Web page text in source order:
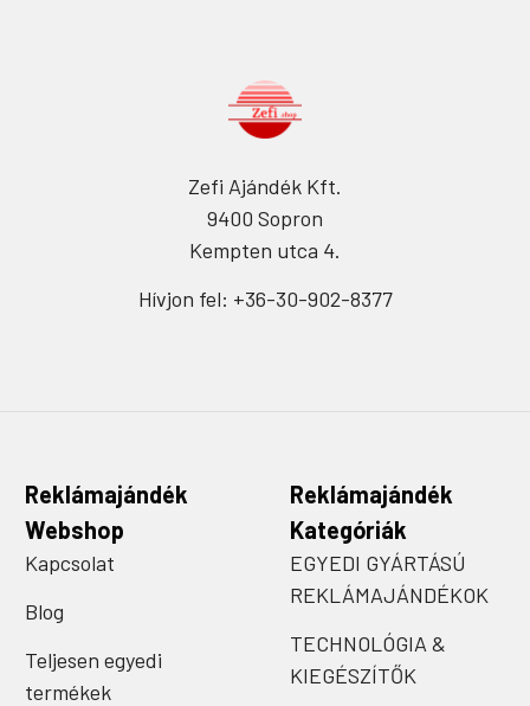
Zefi Ajándék Kft.
9400 Sopron
Kempten utca 4.
Hívjon fel: +36-30-902-8377
Reklámajándék
Webshop
Kapcsolat
Blog
Teljesen egyedi
termékek
Reklámajándék
Kategóriák
EGYEDI GYÁRTÁSÚ
REKLÁMAJÁNDÉKOK
TECHNOLÓGIA &
KIEGÉSZÍTŐK